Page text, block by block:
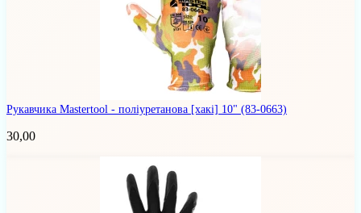
Рукавчика Mastertool - поліуретанова [хакі] 10" (83-0663)
30,00